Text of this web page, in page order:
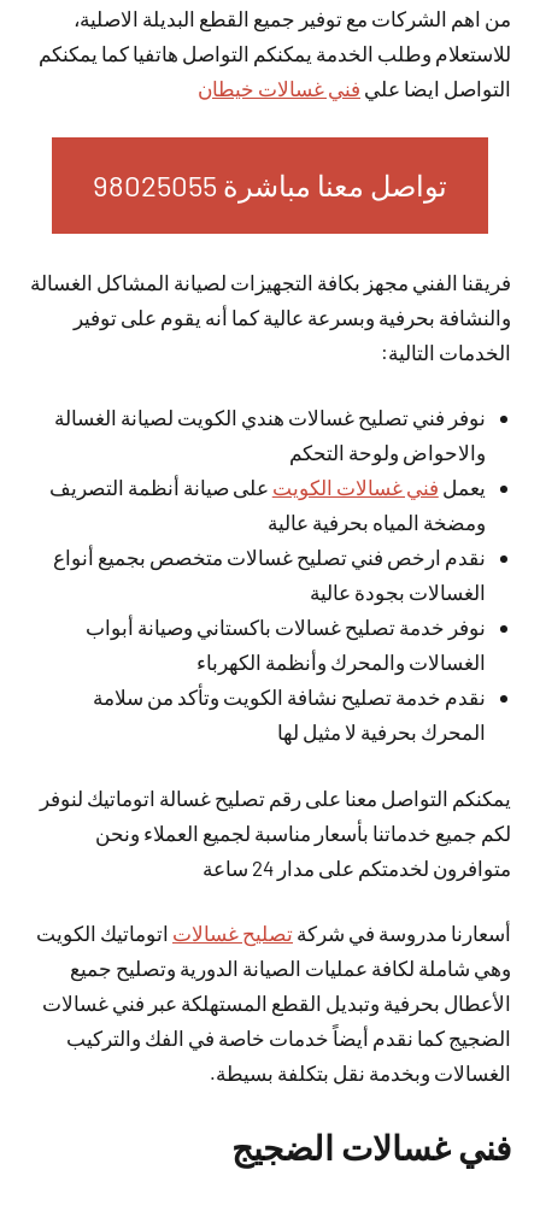
من اهم الشركات مع توفير جميع القطع البديلة الاصلية،
للاستعلام وطلب الخدمة يمكنكم التواصل هاتفيا كما يمكنكم
التواصل ايضا علي فني غسالات خيطان
تواصل معنا مباشرة 98025055
فريقنا الفني مجهز بكافة التجهيزات لصيانة المشاكل الغسالة
والنشافة بحرفية وبسرعة عالية كما أنه يقوم على توفير
الخدمات التالية:
نوفر فني تصليح غسالات هندي الكويت لصيانة الغسالة
والاحواض ولوحة التحكم
يعمل فني غسالات الكويت على صيانة أنظمة التصريف
ومضخة المياه بحرفية عالية
نقدم ارخص فني تصليح غسالات متخصص بجميع أنواع
الغسالات بجودة عالية
نوفر خدمة تصليح غسالات باكستاني وصيانة أبواب
الغسالات والمحرك وأنظمة الكهرباء
نقدم خدمة تصليح نشافة الكويت وتأكد من سلامة
المحرك بحرفية لا مثيل لها
يمكنكم التواصل معنا على رقم تصليح غسالة اتوماتيك لنوفر
لكم جميع خدماتنا بأسعار مناسبة لجميع العملاء ونحن
متوافرون لخدمتكم على مدار 24 ساعة
أسعارنا مدروسة في شركة تصليح غسالات اتوماتيك الكويت
وهي شاملة لكافة عمليات الصيانة الدورية وتصليح جميع
الأعطال بحرفية وتبديل القطع المستهلكة عبر فني غسالات
الضجيج كما نقدم أيضاً خدمات خاصة في الفك والتركيب
الغسالات وبخدمة نقل بتكلفة بسيطة.
فني غسالات الضجيج